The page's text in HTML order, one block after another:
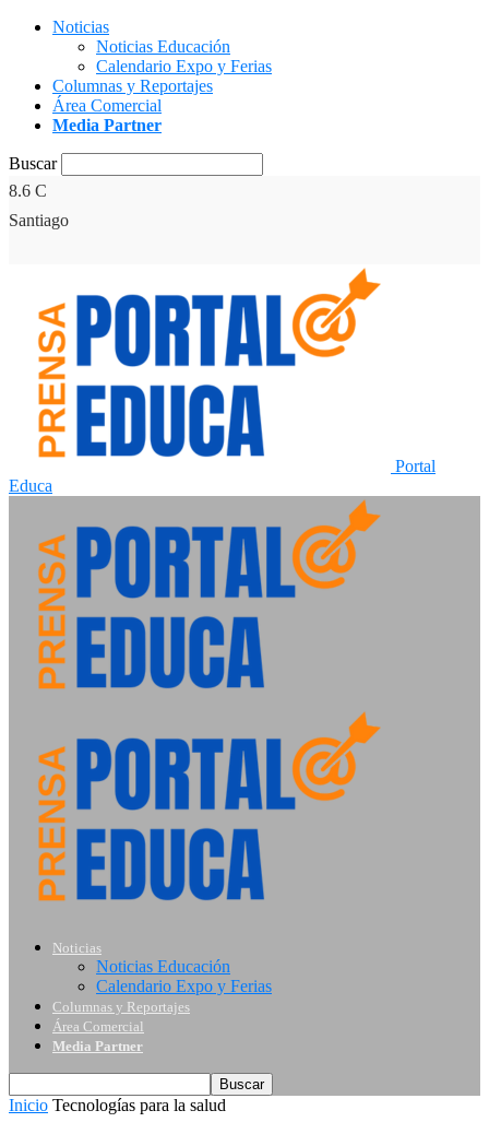
Noticias
Noticias Educación
Calendario Expo y Ferias
Columnas y Reportajes
Área Comercial
Media Partner
Buscar
8.6 C
Santiago
Portal
Educa
Noticias
Noticias Educación
Calendario Expo y Ferias
Columnas y Reportajes
Área Comercial
Media Partner
Inicio Tecnologías para la salud